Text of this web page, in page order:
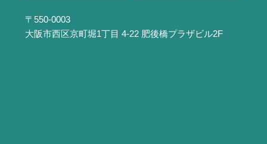
〒550-0003
大阪市西区京町堀1丁目 4-22 肥後橋プラザビル2F